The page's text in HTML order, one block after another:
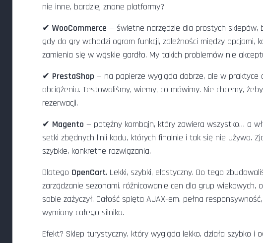
nie inne, bardziej znane platformy?
✔WooCommerce — świetne narzędzie dla prostych sklepów,
gdy do gry wchodzi ogrom funkcji, zależności między opcjami,
zamienia się w wąskie gardło. My takich problemów nie
✔ PrestaShop — na papierze wygląda dobrze, ale w praktyce
obciążeniu. Testowaliśmy, wiemy, co mówimy. Nie chcemy,
rezerwacji.
✔ Magento — potężny kombajn, który zawiera wszystko… a
setki zbędnych linii kodu, których finalnie i tak się nie używa.
szybkie, konkretne rozwiązania.
Dlatego OpenCart. Lekki, szybki, elastyczny. Do tego
zarządzanie sezonami, różnicowanie cen dla grup
sobie zażyczył. Całość spięta AJAX-em, pełna
wymiany całego silnika.
Efekt? Sklep turystyczny, który wygląda lekko, działa szybko i